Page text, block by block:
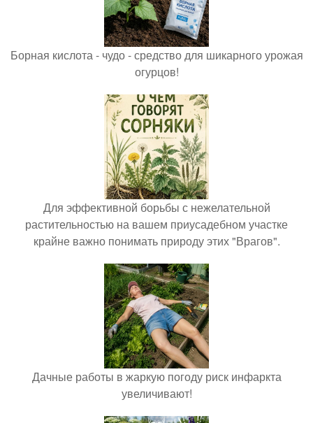
Борная кислота - чудо - средство для шикарного урожая
огурцов!
Для эффективной борьбы с нежелательной
растительностью на вашем приусадебном участке
крайне важно понимать природу этих "Врагов".
Дачные работы в жаркую погоду риск инфаркта
увеличивают!